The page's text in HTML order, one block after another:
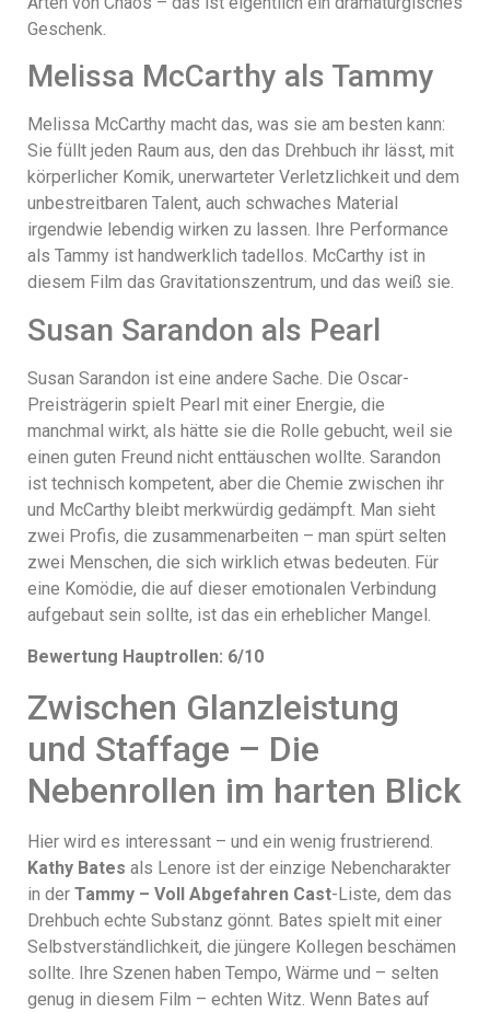
Geschenk.
Melissa McCarthy als Tammy
Melissa McCarthy macht das, was sie am besten kann:
Sie füllt jeden Raum aus, den das Drehbuch ihr lässt, mit
körperlicher Komik, unerwarteter Verletzlichkeit und dem
unbestreitbaren Talent, auch schwaches Material
irgendwie lebendig wirken zu lassen. Ihre Performance
als Tammy ist handwerklich tadellos. McCarthy ist in
diesem Film das Gravitationszentrum, und das weiß sie.
Susan Sarandon als Pearl
Susan Sarandon ist eine andere Sache. Die Oscar-
Preisträgerin spielt Pearl mit einer Energie, die
manchmal wirkt, als hätte sie die Rolle gebucht, weil sie
einen guten Freund nicht enttäuschen wollte. Sarandon
ist technisch kompetent, aber die Chemie zwischen ihr
und McCarthy bleibt merkwürdig gedämpft. Man sieht
zwei Profis, die zusammenarbeiten – man spürt selten
zwei Menschen, die sich wirklich etwas bedeuten. Für
eine Komödie, die auf dieser emotionalen Verbindung
aufgebaut sein sollte, ist das ein erheblicher Mangel.
Bewertung Hauptrollen: 6/10
Zwischen Glanzleistung
und Staffage – Die
Nebenrollen im harten Blick
Hier wird es interessant – und ein wenig frustrierend.
Kathy Bates als Lenore ist der einzige Nebencharakter
in der Tammy – Voll Abgefahren Cast-Liste, dem das
Drehbuch echte Substanz gönnt. Bates spielt mit einer
Selbstverständlichkeit, die jüngere Kollegen beschämen
sollte. Ihre Szenen haben Tempo, Wärme und – selten
genug in diesem Film – echten Witz. Wenn Bates auf